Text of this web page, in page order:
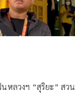
หลวงฯ “สุริยะ” สวน